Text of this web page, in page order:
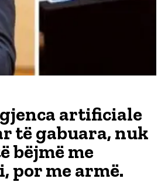
artificiale
të gabuara, nuk
bëjmë me
por me armë.